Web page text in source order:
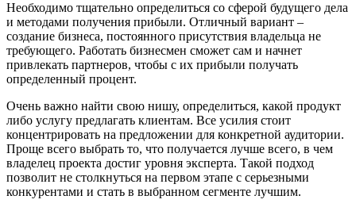
Необходимо тщательно определиться со сферой будущего дела
и методами получения прибыли. Отличный вариант –
создание бизнеса, постоянного присутствия владельца не
требующего. Работать бизнесмен сможет сам и начнет
привлекать партнеров, чтобы с их прибыли получать
определенный процент.
Очень важно найти свою нишу, определиться, какой продукт
либо услугу предлагать клиентам. Все усилия стоит
концентрировать на предложении для конкретной аудитории.
Проще всего выбрать то, что получается лучше всего, в чем
владелец проекта достиг уровня эксперта. Такой подход
позволит не столкнуться на первом этапе с серьезными
конкурентами и стать в выбранном сегменте лучшим.